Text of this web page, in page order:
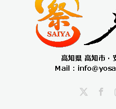
Instagram
RSS